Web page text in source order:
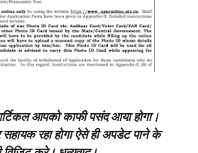
आपको काफी पसंद आया होगा।
रहा होगा ऐसे ही अपडेट पाने के